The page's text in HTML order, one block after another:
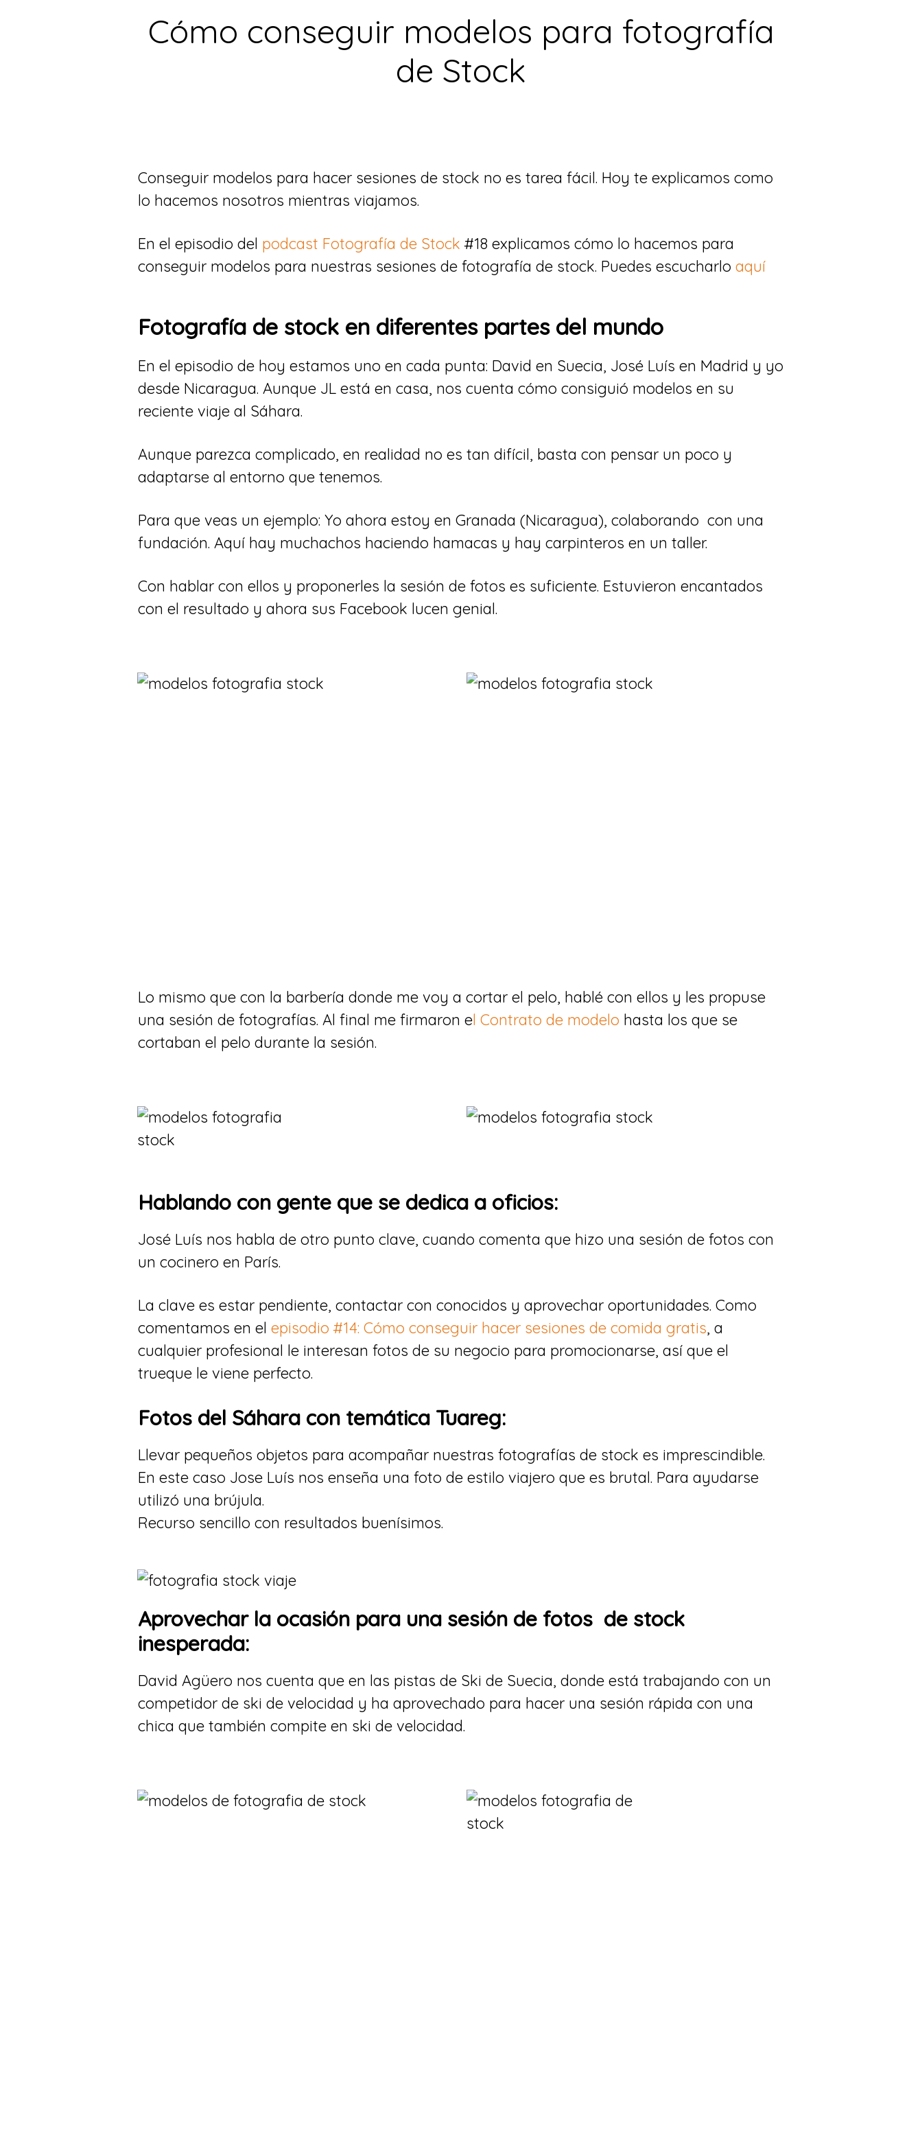
Cómo conseguir modelos para fotografía
de Stock
Conseguir modelos para hacer sesiones de stock no es tarea fácil. Hoy te explicamos como
lo hacemos nosotros mientras viajamos.
En el episodio del podcast Fotografía de Stock #18 explicamos cómo lo hacemos para
conseguir modelos para nuestras sesiones de fotografía de stock. Puedes escucharlo aquí
Fotografía de stock en diferentes partes del mundo
En el episodio de hoy estamos uno en cada punta: David en Suecia, José Luís en Madrid y yo
desde Nicaragua. Aunque JL está en casa, nos cuenta cómo consiguió modelos en su
reciente viaje al Sáhara.
Aunque parezca complicado, en realidad no es tan difícil, basta con pensar un poco y
adaptarse al entorno que tenemos.
Para que veas un ejemplo: Yo ahora estoy en Granada (Nicaragua), colaborando con una
fundación. Aquí hay muchachos haciendo hamacas y hay carpinteros en un taller.
Con hablar con ellos y proponerles la sesión de fotos es suficiente. Estuvieron encantados
con el resultado y ahora sus Facebook lucen genial.
Lo mismo que con la barbería donde me voy a cortar el pelo, hablé con ellos y les propuse
una sesión de fotografías. Al final me firmaron el Contrato de modelo hasta los que se
cortaban el pelo durante la sesión.
Hablando con gente que se dedica a oficios:
José Luís nos habla de otro punto clave, cuando comenta que hizo una sesión de fotos con
un cocinero en París.
La clave es estar pendiente, contactar con conocidos y aprovechar oportunidades. Como
comentamos en el episodio #14: Cómo conseguir hacer sesiones de comida gratis, a
cualquier profesional le interesan fotos de su negocio para promocionarse, así que el
trueque le viene perfecto.
Fotos del Sáhara con temática Tuareg:
Llevar pequeños objetos para acompañar nuestras fotografías de stock es imprescindible.
En este caso Jose Luís nos enseña una foto de estilo viajero que es brutal. Para ayudarse
utilizó una brújula.
Recurso sencillo con resultados buenísimos.
Aprovechar la ocasión para una sesión de fotos de stock
inesperada:
David Agüero nos cuenta que en las pistas de Ski de Suecia, donde está trabajando con un
competidor de ski de velocidad y ha aprovechado para hacer una sesión rápida con una
chica que también compite en ski de velocidad.